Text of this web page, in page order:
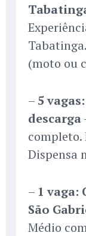
(moto ou
–5
descarga
completo.
Dispensa
– 1 vaga:
São
Médio